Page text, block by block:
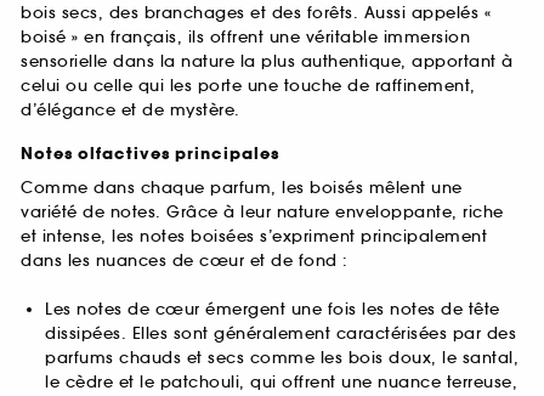
bois secs, des branchages et des forêts. Aussi appelés «
boisé » en français, ils offrent une véritable immersion
sensorielle dans la nature la plus authentique, apportant à
celui ou celle qui les porte une touche de raffinement,
d’élégance et de mystère.
Notes olfactives principales
Comme dans chaque parfum, les boisés mêlent une
variété de notes. Grâce à leur nature enveloppante, riche
et intense, les notes boisées s’expriment principalement
dans les nuances de cœur et de fond :
Les notes de cœur émergent une fois les notes de tête
dissipées. Elles sont généralement caractérisées par des
parfums chauds et secs comme les bois doux, le santal,
le cèdre et le patchouli, qui offrent une nuance terreuse,